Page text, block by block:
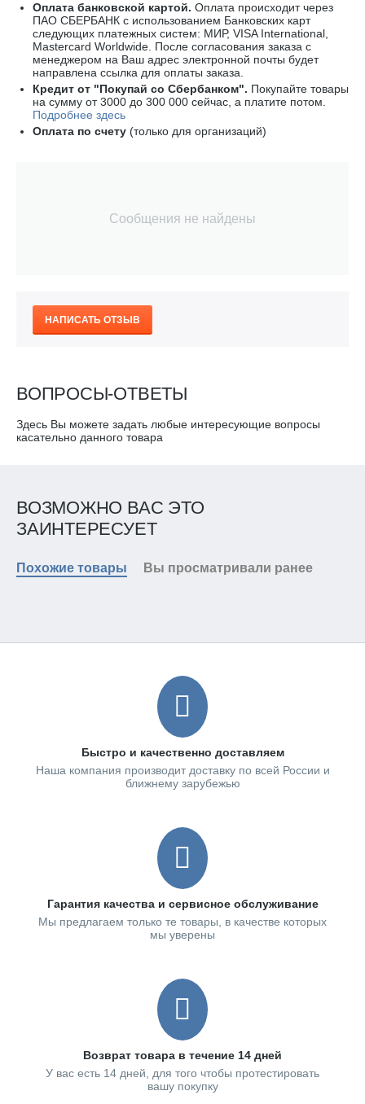
Оплата банковской картой. Оплата происходит через
ПАО СБЕРБАНК с использованием Банковских карт
следующих платежных систем: МИР, VISA International,
Mastercard Worldwide . После согласования заказа с
менеджером на Ваш адрес электронной почты будет
направлена ссылка для оплаты заказа.
Кредит от "Покупай со Сбербанком". Покупайте товары
на сумму от 3000 до 300 000 сейчас, а платите потом.
Подробнее здесь
Оплата по счету (только для организаций)
Сообщения не найдены
НАПИСАТЬ ОТЗЫВ
ВОПРОСЫ-ОТВЕТЫ
Здесь Вы можете задать любые интересующие вопросы
касательно данного товара
ВОЗМОЖНО ВАС ЭТО
ЗАИНТЕРЕСУЕТ
Похожие товары Вы просматривали ранее
Быстро и качественно доставляем
Наша компания производит доставку по всей России и
ближнему зарубежью
Гарантия качества и сервисное обслуживание
Мы предлагаем только те товары, в качестве которых
мы уверены
Возврат товара в течение 14 дней
У вас есть 14 дней, для того чтобы протестировать
вашу покупку